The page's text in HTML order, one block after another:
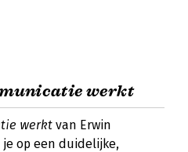
werkt
werkt van Erwin
op een duidelijke,